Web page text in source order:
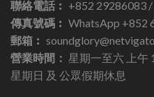
聯絡電話︰ +852 29286083
傳真號碼︰ WhatsApp +852
郵箱︰
營業時間： 星期一至六 上午
星期日 及 公眾假期休息